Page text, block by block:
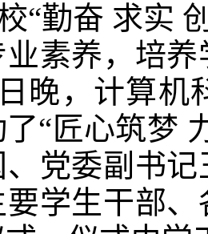
“勤奋 求实
素养，培
晚，计算机
“匠心筑梦
党委副书
学生干部